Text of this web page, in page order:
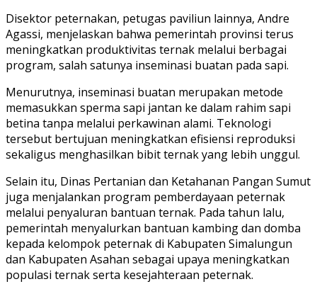
Disektor peternakan, petugas paviliun lainnya, Andre
Agassi, menjelaskan bahwa pemerintah provinsi terus
meningkatkan produktivitas ternak melalui berbagai
program, salah satunya inseminasi buatan pada sapi.
Menurutnya, inseminasi buatan merupakan metode
memasukkan sperma sapi jantan ke dalam rahim sapi
betina tanpa melalui perkawinan alami. Teknologi
tersebut bertujuan meningkatkan efisiensi reproduksi
sekaligus menghasilkan bibit ternak yang lebih unggul.
Selain itu, Dinas Pertanian dan Ketahanan Pangan Sumut
juga menjalankan program pemberdayaan peternak
melalui penyaluran bantuan ternak. Pada tahun lalu,
pemerintah menyalurkan bantuan kambing dan domba
kepada kelompok peternak di Kabupaten Simalungun
dan Kabupaten Asahan sebagai upaya meningkatkan
populasi ternak serta kesejahteraan peternak.